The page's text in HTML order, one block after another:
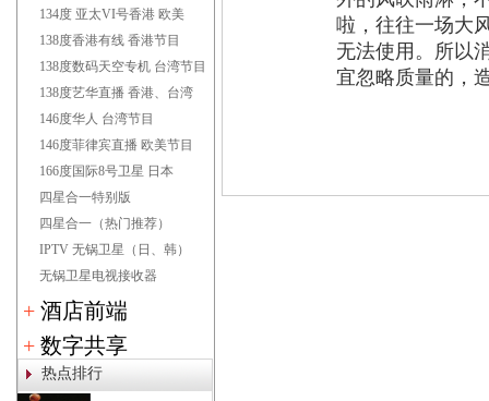
134度 亚太VI号香港 欧美
138度香港有线 香港节目
138度数码天空专机 台湾节目
138度艺华直播 香港、台湾
146度华人 台湾节目
146度菲律宾直播 欧美节目
166度国际8号卫星 日本
四星合一特别版
四星合一（热门推荐）
IPTV 无锅卫星（日、韩）
无锅卫星电视接收器
+ 酒店前端
+ 数字共享
热点排行
啦，往往一场大
无法使用。所以
宜忽略质量的，